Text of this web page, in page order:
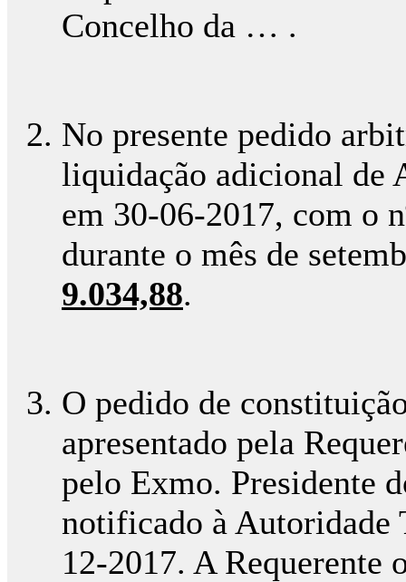
Concelho da … .
No presente pedido
liquidação adicional de
em 30-06-2017, com o
durante o mês de
9.034,88.
O pedido de
apresentado pela
pelo Exmo. Presidente
notificado à Autoridade
12-2017. A Requerente